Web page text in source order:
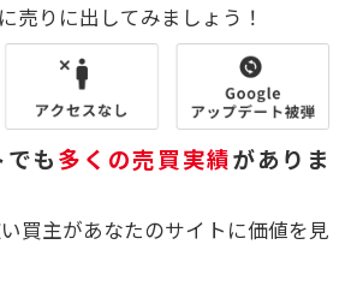
売りに出してみましょう！
も多くの売買実績がありま
買主があなたのサイトに価値を見